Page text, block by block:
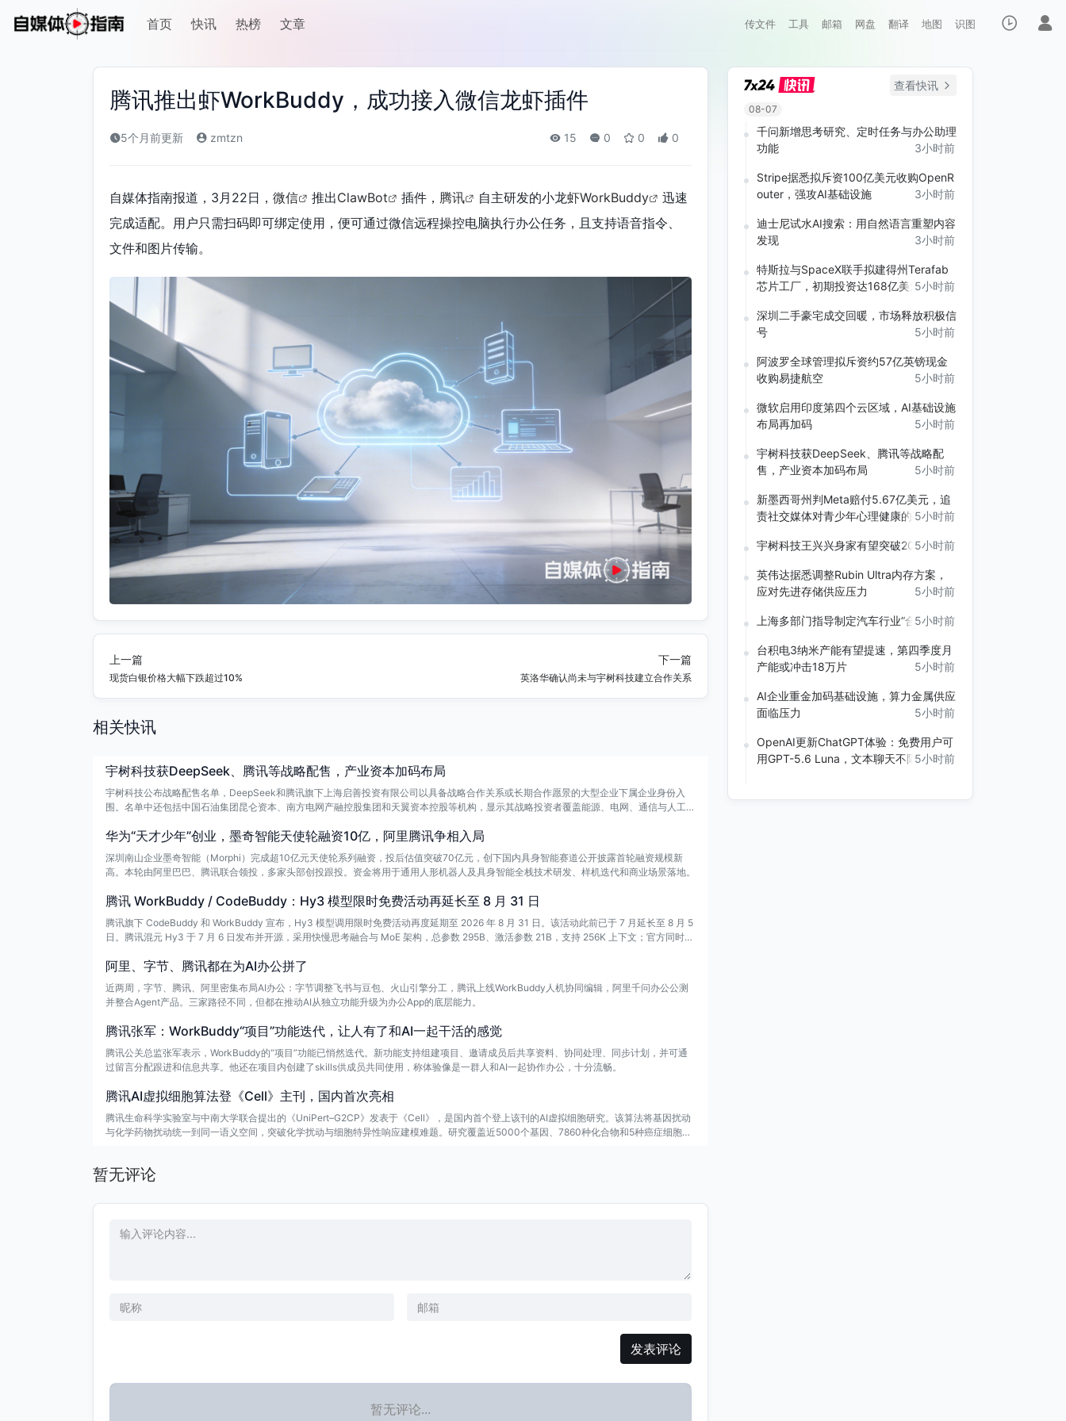
首页 快讯 热榜 文章 传文件 工具 邮箱 网盘 翻译 地图 识图
腾讯推出虾WorkBuddy，成功接入微信龙虾插件
5个月前更新 zmtzn 15 0 0 0
自媒体指南报道，3月22日， 微信 推出ClawBot 插件， 腾讯 自主研发的小龙虾WorkBuddy
迅速
完成适配。用户只需扫码即可绑定使用，便可通过微信远程操控电脑执行办公任务，且支持语音指令、
文件和图片传输。
上一篇
现货白银价格大幅下跌超过10%
下一篇
英洛华确认尚未与宇树科技建立合作关系
相关快讯
宇树科技获DeepSeek、腾讯等战略配售，产业资本加码布局
宇树科技公布战略配售名单，DeepSeek和腾讯旗下上海启善投资有限公司以具备战略合作关系或长期合作愿景的大型企业下属企业身份入
围。名单中还包括中国石油集团昆仑资本、南方电网产融控股集团和天翼资本控股等机构，显示其战略投资者覆盖能源、电网、通信与人工智
华为“天才少年”创业，墨奇智能天使轮融资10亿，阿里腾讯争相入局
深圳南山企业墨奇智能（Morphi）完成超10亿元天使轮系列融资，投后估值突破70亿元，创下国内具身智能赛道公开披露首轮融资规模新
高。本轮由阿里巴巴、腾讯联合领投，多家头部创投跟投。资金将用于通用人形机器人及具身智能全栈技术研发、样机迭代和商业场景落地。
腾讯 WorkBuddy / CodeBuddy：Hy3 模型限时免费活动再延长至 8 月 31 日
腾讯旗下 CodeBuddy 和 WorkBuddy 宣布，Hy3 模型调用限时免费活动再度延期至 2026 年 8 月 31 日。该活动此前已于 7 月延长至 8 月 5
日。腾讯混元 Hy3 于 7 月 6 日发布并开源，采用快慢思考融合与 MoE 架构，总参数 295B、激活参数 21B，支持 256K 上下文；官方同时说
阿里、字节、腾讯都在为AI办公拼了
近两周，字节、腾讯、阿里密集布局AI办公：字节调整飞书与豆包、火山引擎分工，腾讯上线WorkBuddy人机协同编辑，阿里千问办公公测
并整合Agent产品。三家路径不同，但都在推动AI从独立功能升级为办公App的底层能力。
腾讯张军：WorkBuddy“项目”功能迭代，让人有了和AI一起干活的感觉
腾讯公关总监张军表示，WorkBuddy的“项目”功能已悄然迭代。新功能支持组建项目、邀请成员后共享资料、协同处理、同步计划，并可通
过留言分配跟进和信息共享。他还在项目内创建了skills供成员共同使用，称体验像是一群人和AI一起协作办公，十分流畅。
腾讯AI虚拟细胞算法登《Cell》主刊，国内首次亮相
腾讯生命科学实验室与中南大学联合提出的《UniPert–G2CP》发表于《Cell》，是国内首个登上该刊的AI虚拟细胞研究。该算法将基因扰动
与化学药物扰动统一到同一语义空间，突破化学扰动与细胞特异性响应建模难题。研究覆盖近5000个基因、7860种化合物和5种癌症细胞
暂无评论
发表评论
暂无评论...
查看快讯
08-07
3小时前
千问新增思考研究、定时任务与办公助理
功能
3小时前
Stripe据悉拟斥资100亿美元收购OpenR
outer，强攻AI基础设施
3小时前
迪士尼试水AI搜索：用自然语言重塑内容
发现
5小时前
特斯拉与SpaceX联手拟建得州Terafab
芯片工厂，初期投资达168亿美元
5小时前
深圳二手豪宅成交回暖，市场释放积极信
号
5小时前
阿波罗全球管理拟斥资约57亿英镑现金
收购易捷航空
5小时前
微软启用印度第四个云区域，AI基础设施
布局再加码
5小时前
宇树科技获DeepSeek、腾讯等战略配
售，产业资本加码布局
5小时前
新墨西哥州判Meta赔付5.67亿美元，追
责社交媒体对青少年心理健康的影响
5小时前
宇树科技王兴兴身家有望突破200亿元
5小时前
英伟达据悉调整Rubin Ultra内存方案，
应对先进存储供应压力
5小时前
上海多部门指导制定汽车行业“合规公约”
5小时前
台积电3纳米产能有望提速，第四季度月
产能或冲击18万片
5小时前
AI企业重金加码基础设施，算力金属供应
面临压力
5小时前
OpenAI更新ChatGPT体验：免费用户可
用GPT-5.6 Luna，文本聊天不限量